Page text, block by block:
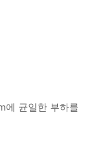
에 균일한 부하를